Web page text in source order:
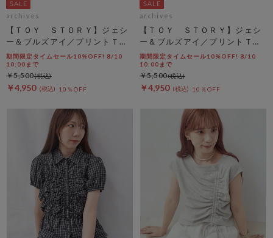
archives
【ＴＯＹ ＳＴＯＲＹ】ジェシ
ー＆ブルズアイ／プリントＴオ
フ
期間限定タイムセール10%OFF! 8/10
10:00まで
￥4,950 10％OFF
￥5,500
archives
【ＴＯＹ ＳＴＯＲＹ】ジェシ
ー＆ブルズアイ／プリントＴチ
ャコール
期間限定タイムセール10%OFF! 8/10
10:00まで
￥4,950 10％OFF
￥5,500